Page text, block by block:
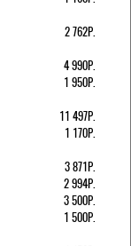
2 762Р.
4 990Р.
1 950Р.
11 497Р.
1 170Р.
3 871Р.
2 994Р.
3 500Р.
1 500Р.